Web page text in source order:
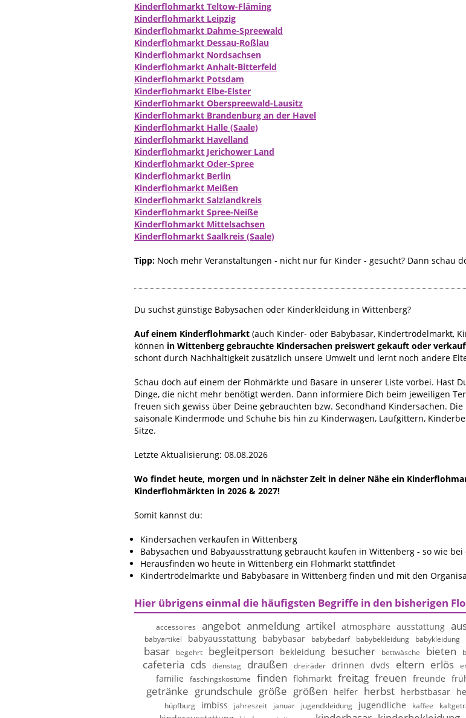
Kinderflohmarkt Teltow-Fläming
Kinderflohmarkt Leipzig
Kinderflohmarkt Dahme-Spreewald
Kinderflohmarkt Dessau-Roßlau
Kinderflohmarkt Nordsachsen
Kinderflohmarkt Anhalt-Bitterfeld
Kinderflohmarkt Potsdam
Kinderflohmarkt Elbe-Elster
Kinderflohmarkt Oberspreewald-Lausitz
Kinderflohmarkt Brandenburg an der Havel
Kinderflohmarkt Halle (Saale)
Kinderflohmarkt Havelland
Kinderflohmarkt Jerichower Land
Kinderflohmarkt Oder-Spree
Kinderflohmarkt Berlin
Kinderflohmarkt Meißen
Kinderflohmarkt Salzlandkreis
Kinderflohmarkt Spree-Neiße
Kinderflohmarkt Mittelsachsen
Kinderflohmarkt Saalkreis (Saale)
Tipp: Noch mehr Veranstaltungen - nicht nur für Kinder - gesucht? Dann schau
Du suchst günstige Babysachen oder Kinderkleidung in Wittenberg?
Auf einem Kinderflohmarkt (auch Kinder- oder Babybasar, Kindertrödelmarkt,
können in Wittenberg gebrauchte Kindersachen preiswert gekauft oder
schont durch Nachhaltigkeit zusätzlich unsere Umwelt und lernt noch andere
Schau doch auf einem der Flohmärkte und Basare in unserer Liste vorbei. Hast
Dinge, die nicht mehr benötigt werden. Dann informiere Dich beim jeweiligen
freuen sich gewiss über Deine gebrauchten bzw. Secondhand Kindersachen.
saisonale Kindermode und Schuhe bis hin zu Kinderwagen, Laufgittern,
Sitze.
Letzte Aktualisierung: 08.08.2026
Wo findet heute, morgen und in nächster Zeit in deiner Nähe ein
Kinderflohmärkten in 2026 & 2027!
Somit kannst du:
Kindersachen verkaufen in Wittenberg
Babysachen und Babyausstrattung gebraucht kaufen in Wittenberg - so wie
Herausfinden wo heute in Wittenberg ein Flohmarkt stattfindet
Kindertrödelmärkte und Babybasare in Wittenberg finden und mit den
Hier übrigens einmal die häufigsten Begriffe in den bisherigen
accessoires angebot anmeldung artikel atmosphäre ausstattung
babyartikel babyausstattung babybasar babybedarf babybekleidung babykleidung
basar begehrt begleitperson bekleidung besucher bettwäsche bieten
cafeteria cds dienstag draußen dreiräder drinnen dvds eltern erlös
familie faschingskostüme finden flohmarkt freitag freuen freunde
getränke grundschule größe größen helfer herbst herbstbasar
hüpfburg imbiss jahreszeit januar jugendkleidung jugendliche kaffee